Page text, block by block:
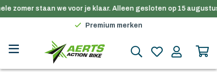
zomer staan we voor je klaar. Alleen gesloten op 15 augustus.
Gratis verzending in België vanaf €100
Premium merken
Gratis verzending in België vanaf €100